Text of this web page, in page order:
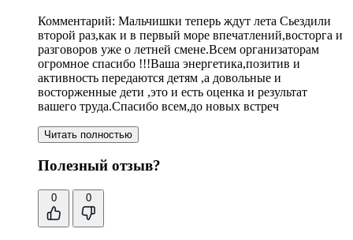
Комментарий: Мальчишки теперь ждут лета Сьездили
второй раз,как и в первый море впечатлений,восторга и
разговоров уже о летней смене.Всем организаторам
огромное спасибо !!!Ваша энергетика,позитив и
активность передаются детям ,а довольные и
восторженные дети ,это и есть оценка и результат
вашего труда.Спасибо всем,до новых встреч
Читать полностью
Полезный отзыв?
0 0